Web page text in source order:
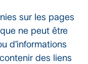
sur les pages
ne peut être
d’informations
des liens